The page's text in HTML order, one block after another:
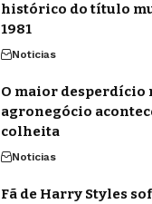
histórico do título
1981
Noticias
O maior desperdício
agronegócio
colheita
Noticias
Fã de Harry Styles